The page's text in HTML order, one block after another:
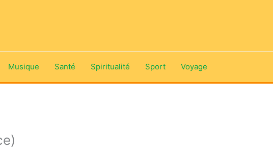
Musique Santé Spiritualité Sport Voyage